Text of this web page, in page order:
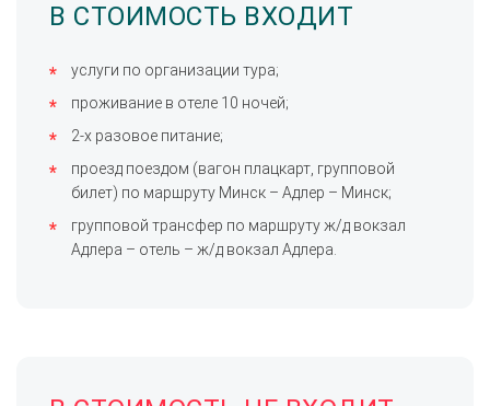
В СТОИМОСТЬ ВХОДИТ
услуги по организации тура;
проживание в отеле 10 ночей;
2-х разовое питание;
проезд поездом (вагон плацкарт, групповой
билет) по маршруту Минск – Адлер – Минск;
групповой трансфер по маршруту ж/д вокзал
Адлера – отель – ж/д вокзал Адлера.